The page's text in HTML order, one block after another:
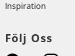
Inspiration
Följ Oss